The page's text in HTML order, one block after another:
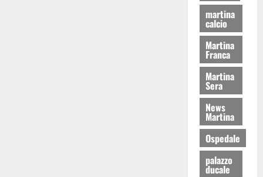
martina
calcio
Martina
Franca
Martina
Sera
News
Martina
Ospedale
palazzo
ducale